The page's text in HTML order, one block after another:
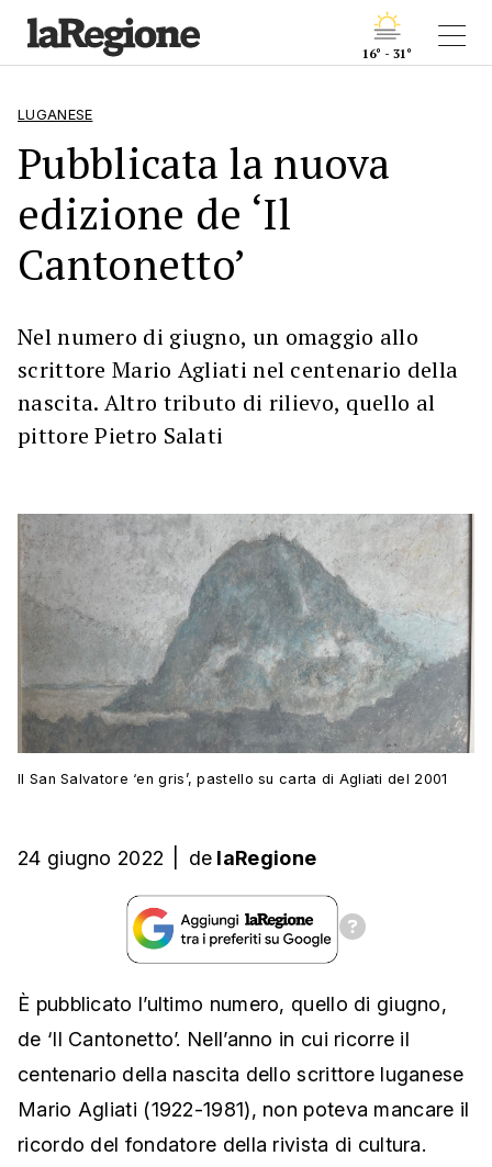
16° - 31°
LUGANESE
Pubblicata la nuova
edizione de ‘Il
Cantonetto’
Nel numero di giugno, un omaggio allo
scrittore Mario Agliati nel centenario della
nascita. Altro tributo di rilievo, quello al
pittore Pietro Salati
Il San Salvatore ‘en gris’, pastello su carta di Agliati del 2001
24 giugno 2022 de laRegione
È pubblicato l’ultimo numero, quello di giugno,
de ‘Il Cantonetto’. Nell’anno in cui ricorre il
centenario della nascita dello scrittore luganese
Mario Agliati (1922-1981), non poteva mancare il
ricordo del fondatore della rivista di cultura.